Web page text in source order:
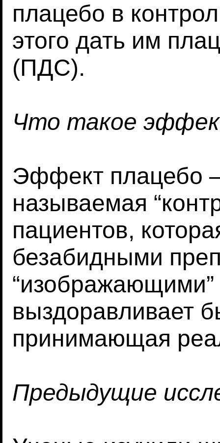
плацебо в
этого дать им
(ПДС).
Что такое
Эффект плацебо –
называемая
пациентов,
безабидными
“изображающими”
выздоравливает
принимающая
Предыдущие